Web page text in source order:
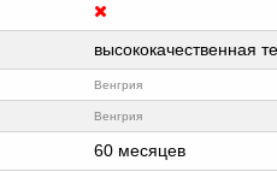
высококачественная
Венгрия
Венгрия
60 месяцев